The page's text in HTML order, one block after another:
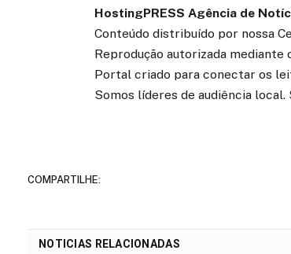
HostingPRESS Agência de
Conteúdo distribuído por nossa
Reprodução autorizada
Portal criado para conectar os
Somos líderes de audiência
COMPARTILHE:
NOTICIAS RELACIONADAS